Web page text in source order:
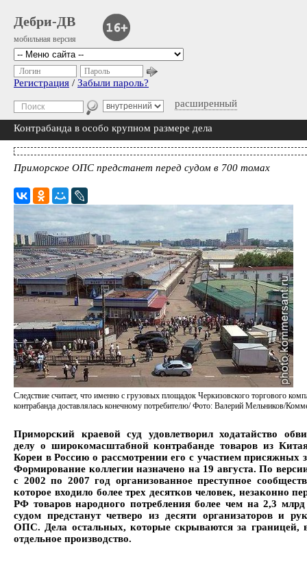
Дебри-ДВ
мобильная версия
расширенный
Логин Пароль
Регистрация / Забыли пароль?
Контрабанда в особо крупном размере дела
Приморское ОПС предстанет перед судом в 700 томах
Следствие считает, что именно с грузовых площадок Черкизовского торгового
контрабанда доставлялась конечному потребителю/ Фото: Валерий Мельников/
Приморский краевой суд удовлетворил ходатайство
делу о широкомасштабной контрабанде товаров из
Кореи в Россию о рассмотрении его с участием присяжных
Формирование коллегии назначено на 19 августа. По
с 2002 по 2007 год организованное преступное
которое входило более трех десятков человек, незаконно
РФ товаров народного потребления более чем на 2,3
судом предстанут четверо из десяти организаторов и
ОПС. Дела остальных, которые скрываются за границей,
отдельное производство.